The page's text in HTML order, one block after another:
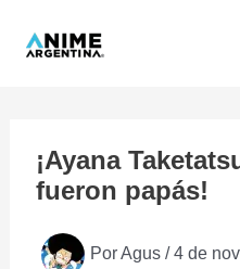
¡Ayana
fueron papás!
PorAgus /4 de